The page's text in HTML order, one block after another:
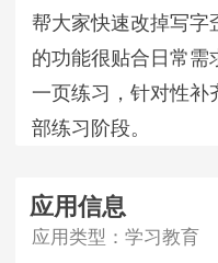
帮大家快速改掉写字
的功能很贴合日常需
一页练习，针对性补
部练习阶段。
应用信息
应用类型：学习教育